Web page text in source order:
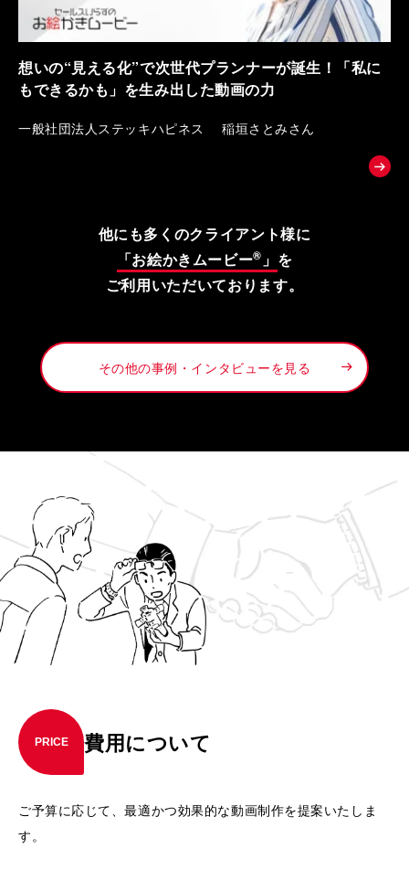
想いの“見える化”で次世代プランナーが誕生！「私に
もできるかも」を生み出した動画の力
一般社団法人ステッキハピネス 稲垣さとみさん
他にも多くのクライアント様に
「お絵かきムービー® 」 を
ご利用いただいております。
その他の事例・インタビューを見る
PRICE 費用について
ご予算に応じて、最適かつ効果的な動画制作を提案いたしま
す。